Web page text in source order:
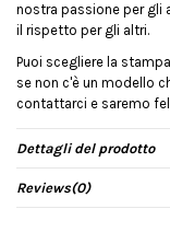
nostra passione per gli
il rispetto per gli altri.
Puoi scegliere la
se non c'è un modello
contattarci e saremo
Dettagli del prodotto
Reviews(0)